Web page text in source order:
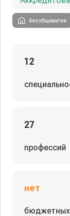
Без общежития
12
27
профессий
нет